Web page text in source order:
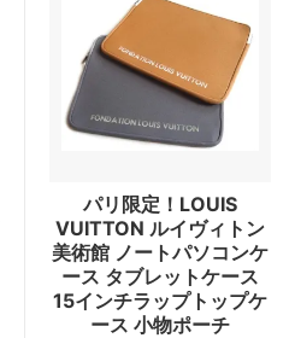
パリ限定！LOUIS
VUITTON ルイヴィトン
美術館 ノートパソコンケ
ース タブレットケース
15インチラップトップケ
ース 小物ポーチ